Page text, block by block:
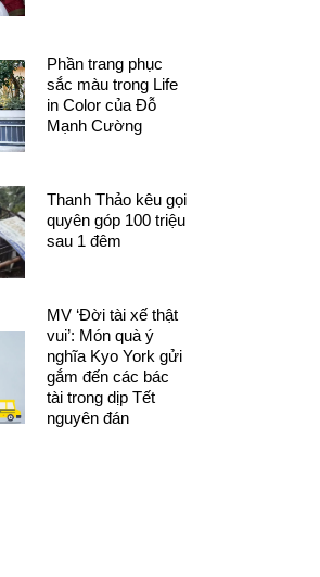
Phần trang phục
sắc màu trong Life
in Color của Đỗ
Mạnh Cường
Thanh Thảo kêu gọi
quyên góp 100 triệu
sau 1 đêm
MV ‘Đời tài xế thật
vui’: Món quà ý
nghĩa Kyo York gửi
gắm đến các bác
tài trong dịp Tết
nguyên đán